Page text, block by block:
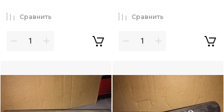
Сравнить Сравнить